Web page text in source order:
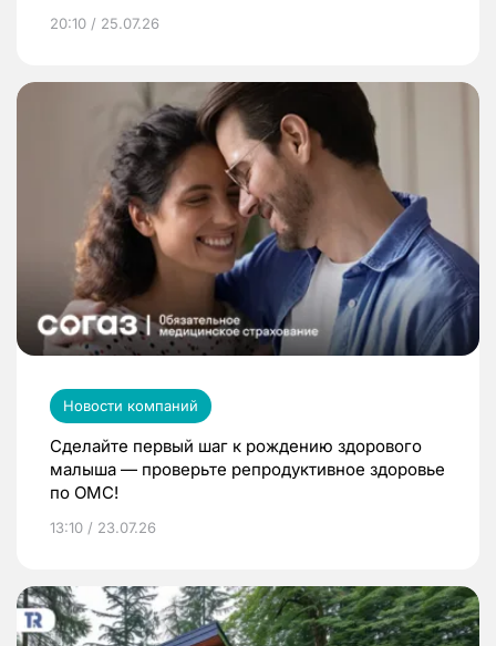
20:10 / 25.07.26
Новости компаний
Сделайте первый шаг к рождению здорового
малыша — проверьте репродуктивное здоровье
по ОМС!
13:10 / 23.07.26